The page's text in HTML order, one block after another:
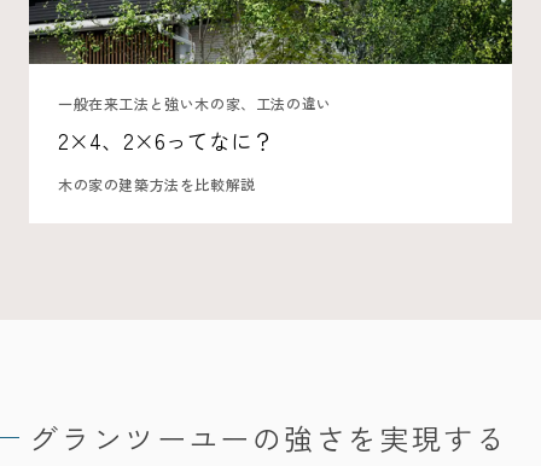
一般在来工法と強い木の家、工法の違い
2×4、2×6ってなに？
木の家の建築方法を比較解説
グランツーユーの強さを実現する